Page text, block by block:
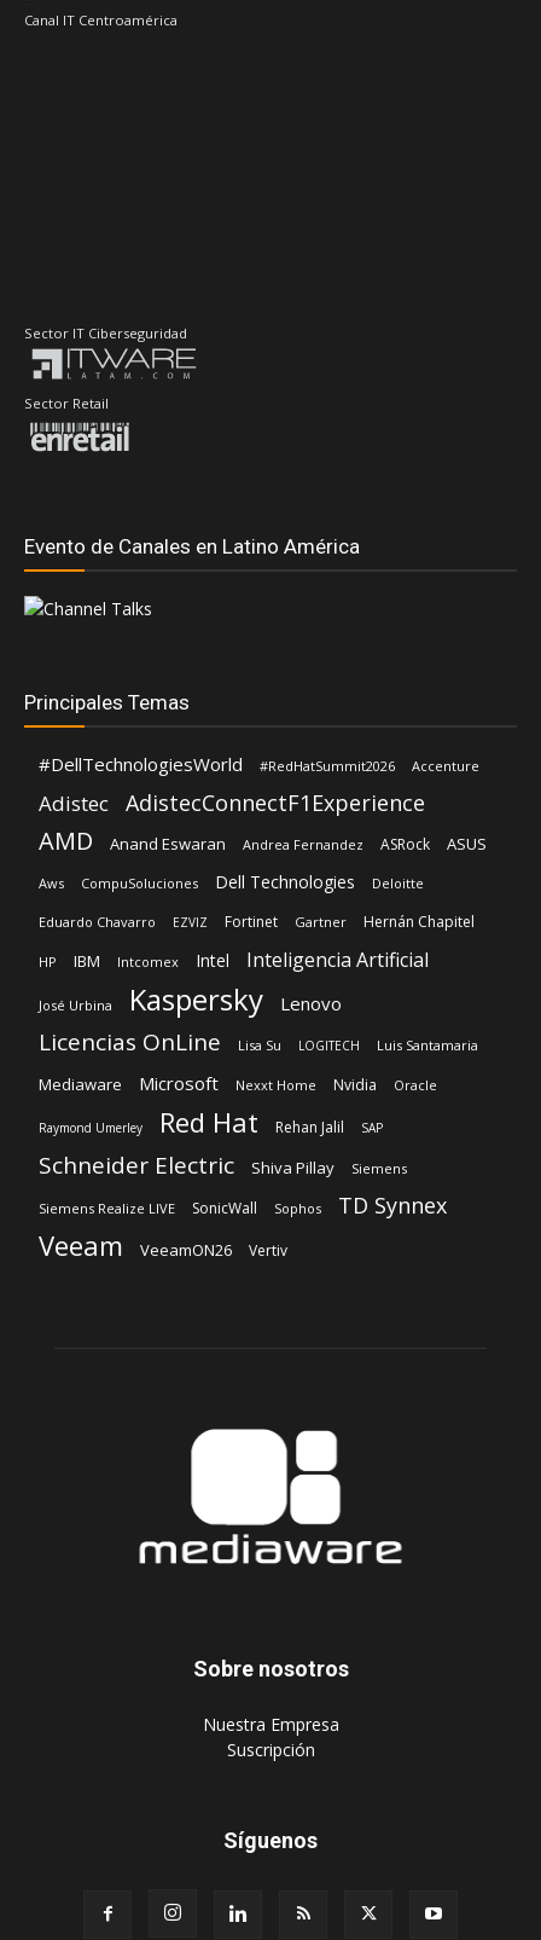
Canal IT Centroamérica
Sector IT Ciberseguridad
Sector Retail
Evento de Canales en Latino América
Principales Temas
#DellTechnologiesWorld #RedHatSummit2026 Accenture
Adistec AdistecConnectF1Experience
AMD Anand Eswaran Andrea Fernandez ASRock ASUS
Aws CompuSoluciones Dell Technologies Deloitte
Eduardo Chavarro EZVIZ Fortinet Gartner Hernán Chapitel
HP IBM Intcomex Intel Inteligencia Artificial
José Urbina Kaspersky Lenovo
Licencias OnLine Lisa Su LOGITECH Luis Santamaria
Mediaware Microsoft Nexxt Home Nvidia Oracle
Raymond Umerley Red Hat Rehan Jalil SAP
Schneider Electric Shiva Pillay Siemens
Siemens Realize LIVE SonicWall Sophos TD Synnex
Veeam VeeamON26 Vertiv
Sobre nosotros
‎Nuestra Empresa
‎Suscripción
Síguenos